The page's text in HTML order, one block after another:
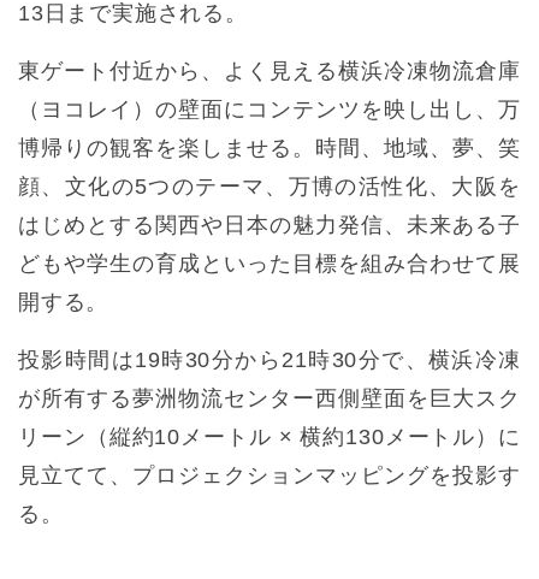
13日まで実施される。
東ゲート付近から、よく見える横浜冷凍物流倉庫
（ヨコレイ）の壁面にコンテンツを映し出し、万
博帰りの観客を楽しませる。時間、地域、夢、笑
顔、文化の5つのテーマ、万博の活性化、大阪を
はじめとする関西や日本の魅力発信、未来ある子
どもや学生の育成といった目標を組み合わせて展
開する。
投影時間は19時30分から21時30分で、横浜冷凍
が所有する夢洲物流センター西側壁面を巨大スク
リーン（縦約10メートル × 横約130メートル）に
見立てて、プロジェクションマッピングを投影す
る。